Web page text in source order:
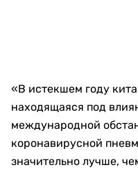
«В истекшем году
находящаяся под
международной
коронавирусной
значительно лучше,